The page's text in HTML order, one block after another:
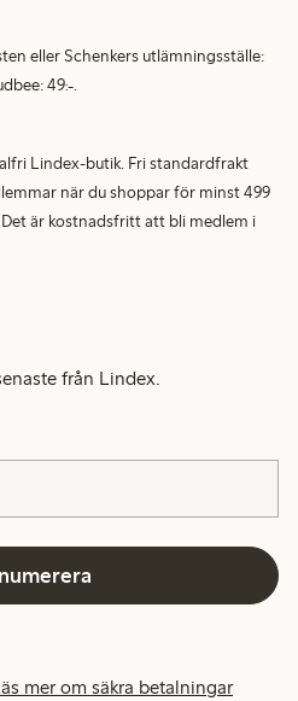
eller Schenkers utlämningsställe:
49:-.
Lindex-butik. Fri standardfrakt
när du shoppar för minst 499
är kostnadsfritt att bli medlem i
från Lindex.
mer om säkra betalningar